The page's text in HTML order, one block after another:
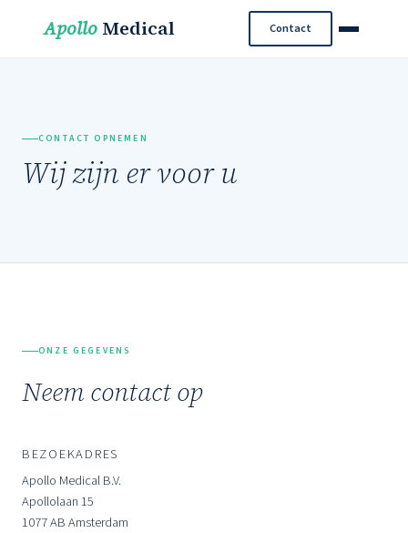
Apollo Medical Contact
CONTACT OPNEMEN
Wij zijn er voor u
ONZE GEGEVENS
Neem contact op
BEZOEKADRES
Apollo Medical B.V.
Apollolaan 15
1077 AB Amsterdam